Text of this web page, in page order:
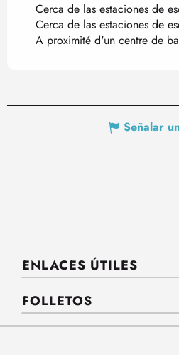
Cerca de las estaciones de
Cerca de las estaciones de
A proximité d'un centre de
Señalar
ENLACES ÚTILES
FOLLETOS